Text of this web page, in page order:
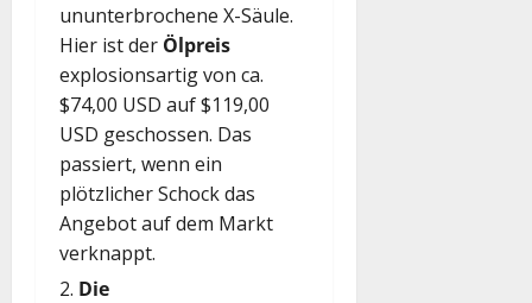
ununterbrochene X-Säule.
Hier ist der Ölpreis
explosionsartig von ca.
$74,00 USD auf $119,00
USD geschossen. Das
passiert, wenn ein
plötzlicher Schock das
Angebot auf dem Markt
verknappt.
Die